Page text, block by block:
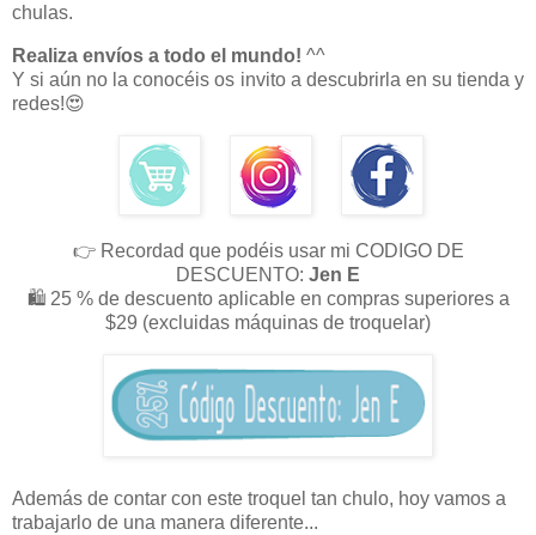
chulas.
Realiza envíos a todo el mundo! ^^
Y si aún no la conocéis os invito a descubrirla en su tienda y
redes!😍
👉 Recordad que podéis usar mi CODIGO DE
DESCUENTO: Jen E
🛍 25 % de descuento aplicable en compras superiores a
$29 (excluidas máquinas de troquelar)
Además de contar con este troquel tan chulo, hoy vamos a
trabajarlo de una manera diferente...